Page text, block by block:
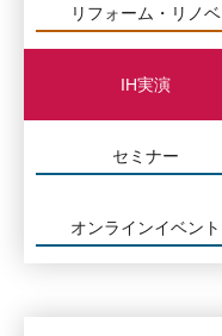
リフォーム・リノベ
IH実演
セミナー
オンラインイベント